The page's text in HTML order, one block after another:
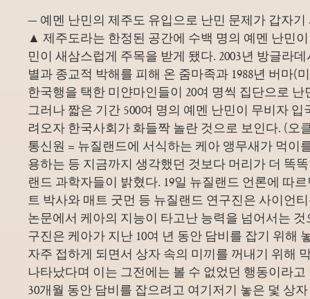
— 예멘 난민의 제주도 유입으로 난민 문제가 갑자
▲ 제주도라는 한정된 공간에 수백 명의 예멘 난민
민이 새삼스럽게 주목을 받게 됐다. 2003년 방글라
별과 종교적 박해를 피해 온 줌마족과 1988년 버마(
한국행을 택한 미얀마인들이 20여 명씩 집단으로
그러나 짧은 기간 500여 명의 예멘 난민이 무비자
려오자 한국사회가 화들짝 놀란 것으로 보인다. (오
통신원 = 뉴질랜드에 서식하는 케아 앵무새가 먹이
용하는 등 지금까지 생각했던 것보다 머리가 더 똑
랜드 과학자들이 밝혔다. 19일 뉴질랜드 언론에 따
트 박사와 매트 굿먼 등 뉴질랜드 연구진은 사이언
논문에서 케아의 지능이 타고난 능력을 넘어서는
구진은 케아가 지난 10여 년 동안 담비를 잡기 위해
자주 접하게 되면서 상자 속의 미끼를 꺼내기 위해
나타났다며 이는 그전에는 볼 수 없었던 행동이라
30개월 동안 담비를 잡으려고 여기저기 놓은 덫 상